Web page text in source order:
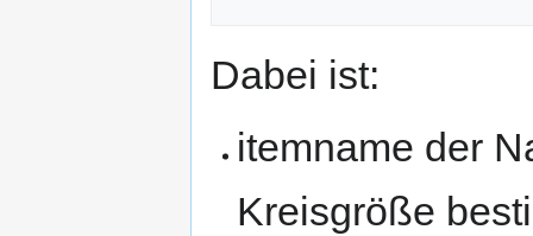
Dabei ist:
itemname der
Kreisgröße